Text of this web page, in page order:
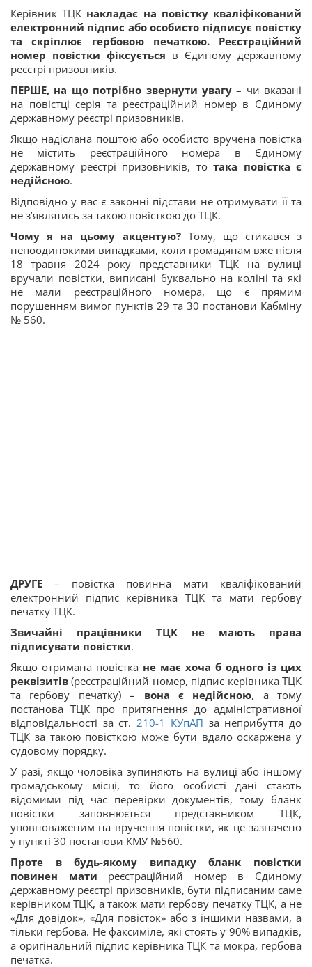
Керівник ТЦК накладає на повістку кваліфікований
електронний підпис або особисто підписує повістку
та скріплює гербовою печаткою. Реєстраційний
номер повістки фіксується в Єдиному державному
реєстрі призовників.
ПЕРШЕ, на що потрібно звернути увагу– чи вказані
на повістці серія та реєстраційний номер в Єдиному
державному реєстрі призовників.
Якщо надіслана поштою або особисто вручена повістка
не містить реєстраційного номера в Єдиному
державному реєстрі призовників, тотака повістка є
недійсною.
Відповідно у вас є законні підстави не отримувати її та
не з’являтись за такою повісткою до ТЦК.
Чому я на цьому акцентую?Тому, що стикався з
непоодинокими випадками, коли громадянам вже після
18 травня 2024 року представники ТЦК на вулиці
вручали повістки, виписані буквально на коліні та які
не мали реєстраційного номера, що є прямим
порушенням вимог пунктів 29 та 30 постанови Кабміну
№ 560.
ДРУГЕ – повістка повинна мати кваліфікований
електронний підпис керівника ТЦК та мати гербову
печатку ТЦК.
Звичайні працівники ТЦК не мають права
підписувати повістки.
Якщо отримана повістка не має хоча б одного із цих
реквізитів(реєстраційний номер, підпис керівника ТЦК
та гербову печатку) – вона є недійсною, а тому
постанова ТЦК про притягнення до адміністративної
відповідальності за ст. 210-1 КУпАП за неприбуття до
ТЦК за такою повісткою може бути вдало оскаржена у
судовому порядку.
У разі, якщо чоловіка зупиняють на вулиці або іншому
громадському місці, то його особисті дані стають
відомими під час перевірки документів, тому бланк
повістки заповнюється представником ТЦК,
уповноваженим на вручення повістки, як це зазначено
у пункті 30 постанови КМУ №560.
Проте в будь-якому випадку бланк повістки
повинен мати реєстраційний номер в Єдиному
державному реєстрі призовників, бути підписаним саме
керівником ТЦК, а також мати гербову печатку ТЦК, а не
«Для довідок», «Для повісток» або з іншими назвами, а
тільки гербова. Не факсиміле, які стоять у 90% випадків,
а оригінальний підпис керівника ТЦК та мокра, гербова
печатка.